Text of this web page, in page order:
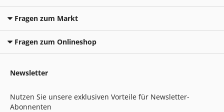
Fragen zum Markt
Fragen zum Onlineshop
Newsletter
Nutzen Sie unsere exklusiven Vorteile für Newsletter-
Abonnenten